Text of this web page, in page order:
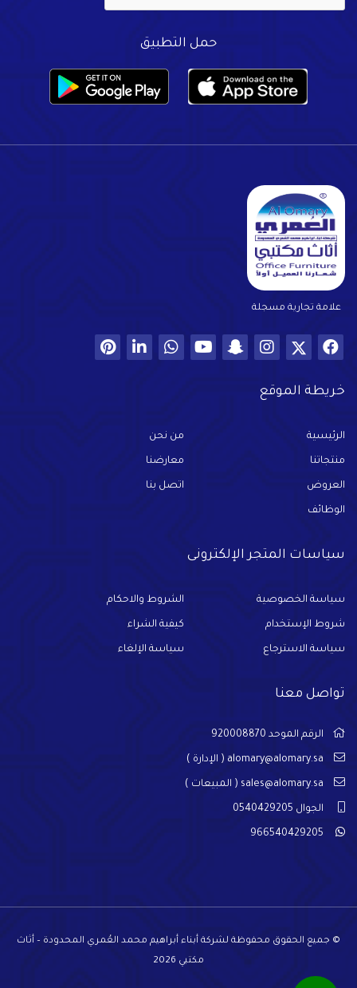
حمل التطبيق
علامة تجارية مسجلة
خريطة الموقع
الرئيسية من نحن
منتجاتنا معارضنا
العروض اتصل بنا
الوظائف
سياسات المتجر الإلكترونى
سياسة الخصوصية الشروط والاحكام
شروط الإستخدام كيفية الشراء
سياسة الاسترجاع سياسة الإلغاء
تواصل معنا
الرقم الموحد 920008870
alomary@alomary.sa ( الإدارة )
sales@alomary.sa ( المبيعات )
الجوال 0540429205
966540429205
© جميع الحقوق محفوظة لشركة أبناء أبراهيم محمد العُمري المحدودة – أثاث
مكتبي 2026